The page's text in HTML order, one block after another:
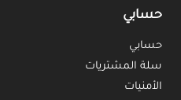
حسابي
حسابي
سلة المشتريات
الأمنيات